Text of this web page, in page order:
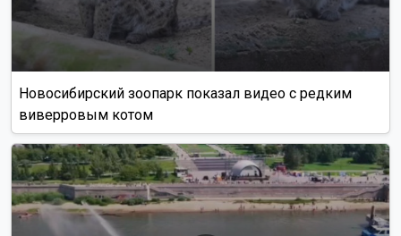
Новосибирский зоопарк показал видео с редким
виверровым котом